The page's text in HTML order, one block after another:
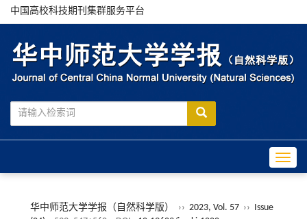
中国高校科技期刊集群服务平台
华中师范大学学报（自然科学版） ›› 2023, Vol. 57 ››
Issue